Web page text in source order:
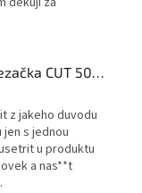
PANTERMAX® Plasmová řezačka CUT 50LED® SET1, hořák IPT40-6 m
z jakeho duvodu
s jednou
u produktu
a nas**t